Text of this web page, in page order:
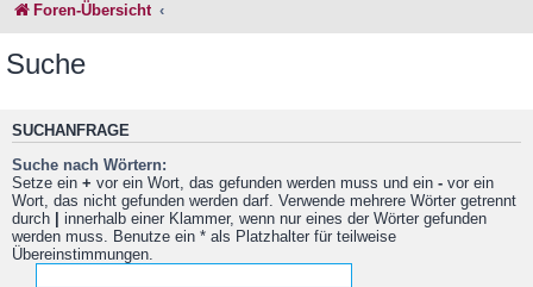
Foren-Übersicht
Suche
SUCHANFRAGE
Suche nach Wörtern:
Setze ein + vor ein Wort, das gefunden werden muss und ein - vor ein
Wort, das nicht gefunden werden darf. Verwende mehrere Wörter getrennt
durch | innerhalb einer Klammer, wenn nur eines der Wörter gefunden
werden muss. Benutze ein * als Platzhalter für teilweise
Übereinstimmungen.